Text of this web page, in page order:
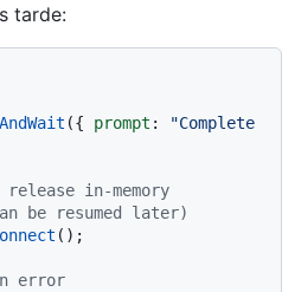
tarde:
({ prompt :
"Complete
in-memory
be resumed later)
();
error